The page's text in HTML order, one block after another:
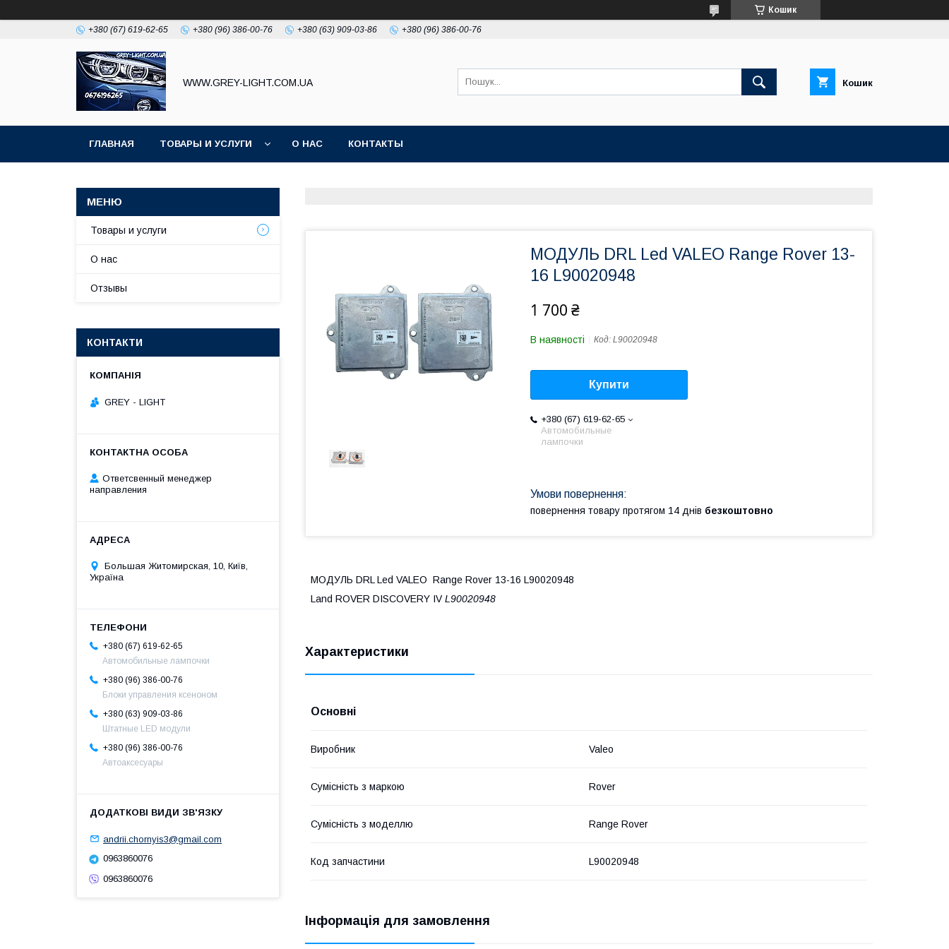
Кошик
+380 (67) 619-62-65 +380 (96) 386-00-76 +380 (63) 909-03-86 +380 (96) 386-00-76
WWW.GREY-LIGHT.COM.UA Кошик
ГЛАВНАЯ ТОВАРЫ И УСЛУГИ О НАС КОНТАКТЫ
МОДУЛЬ DRL Led VALEO Range Rover 13-
16 L90020948
1 700 ₴
В наявності Код: L90020948
Купити
+380 (67) 619-62-65
Автомобильные
лампочки
повернення товару протягом 14 днів безкоштовно
МОДУЛЬ DRL Led VALEO Range Rover 13-16 L90020948
Land ROVER DISCOVERY IVL90020948
Характеристики
Основні
Виробник Valeo
Сумісність з маркою Rover
Сумісність з моделлю Range Rover
Код запчастини L90020948
Інформація для замовлення
Товары и услуги
О нас
Отзывы
КОНТАКТИ
GREY - LIGHT
Ответсвенный менеджер
направления
Большая Житомирская, 10, Київ,
Україна
+380 (67) 619-62-65
Автомобильные лампочки
+380 (96) 386-00-76
Блоки управления ксеноном
+380 (63) 909-03-86
Штатные LED модули
+380 (96) 386-00-76
Автоаксесуары
andrii.chornyis3@gmail.com
0963860076
0963860076